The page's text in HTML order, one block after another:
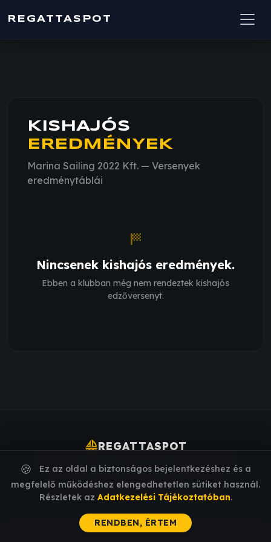
REGATTASPOT
KISHAJÓS
EREDMÉNYEK
Marina Sailing 2022 Kft. — Versenyek
eredménytáblái
sports_score
Nincsenek kishajós eredmények.
Ebben a klubban még nem rendeztek kishajós
edzőversenyt.
sailingREGATTASPOT
Made for Sailors by Sailors.
ÁSZFADATVÉDELEM KAPCSOLAT
🍪
Ez az oldal a biztonságos bejelentkezéshez és a
megfelelő működéshez elengedhetetlen sütiket használ.
Részletek az Adatkezelési Tájékoztatóban.
RENDBEN, ÉRTEM